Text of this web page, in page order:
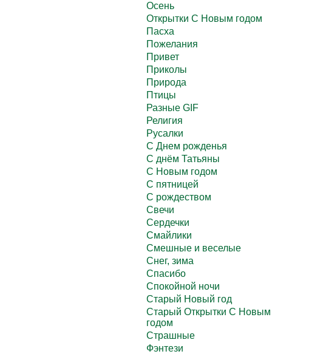
Осень
Открытки С Новым годом
Пасха
Пожелания
Привет
Приколы
Природа
Птицы
Разные GIF
Религия
Русалки
С Днем рожденья
С днём Татьяны
С Новым годом
С пятницей
С рождеством
Свечи
Сердечки
Смайлики
Смешные и веселые
Снег, зима
Спасибо
Спокойной ночи
Старый Новый год
Старый Открытки С Новым
годом
Страшные
Фэнтези